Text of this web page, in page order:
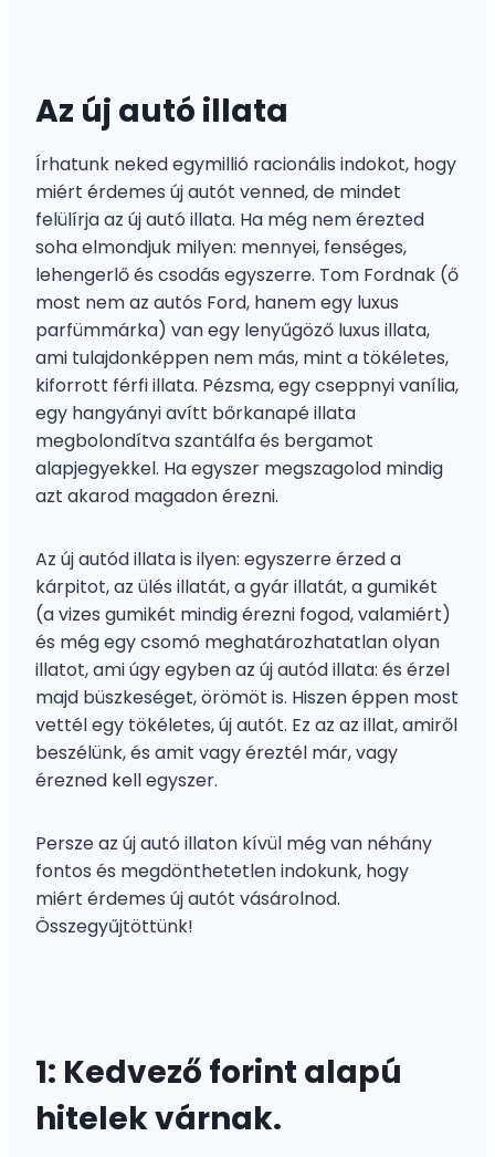
Az új autó illata
Írhatunk neked egymillió racionális indokot, hogy
miért érdemes új autót venned, de mindet
felülírja az új autó illata. Ha még nem érezted
soha elmondjuk milyen: mennyei, fenséges,
lehengerlő és csodás egyszerre. Tom Fordnak (ő
most nem az autós Ford, hanem egy luxus
parfümmárka) van egy lenyűgöző luxus illata,
ami tulajdonképpen nem más, mint a tökéletes,
kiforrott férfi illata. Pézsma, egy cseppnyi vanília,
egy hangyányi avítt bőrkanapé illata
megbolondítva szantálfa és bergamot
alapjegyekkel. Ha egyszer megszagolod mindig
azt akarod magadon érezni.
Az új autód illata is ilyen: egyszerre érzed a
kárpitot, az ülés illatát, a gyár illatát, a gumikét
(a vizes gumikét mindig érezni fogod, valamiért)
és még egy csomó meghatározhatatlan olyan
illatot, ami úgy egyben az új autód illata: és érzel
majd büszkeséget, örömöt is. Hiszen éppen most
vettél egy tökéletes, új autót. Ez az az illat, amiről
beszélünk, és amit vagy éreztél már, vagy
érezned kell egyszer.
Persze az új autó illaton kívül még van néhány
fontos és megdönthetetlen indokunk, hogy
miért érdemes új autót vásárolnod.
Összegyűjtöttünk!
1: Kedvező forint alapú
hitelek várnak.